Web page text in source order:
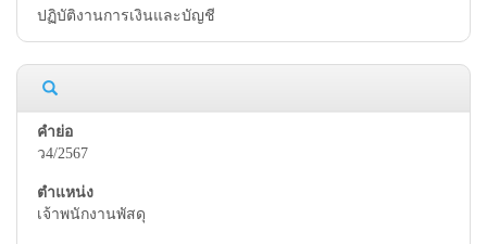
ปฏิบัติงานการเงินและบัญชี
ว4/2567
เจ้าพนักงานพัสดุ